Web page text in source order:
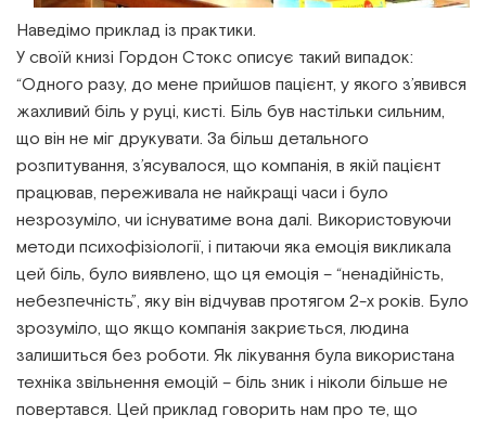
Наведімо приклад із практики.
У своїй книзі Гордон Стокc описує такий випадок:
“Одного разу, до мене прийшов пацієнт, у якого з’явився
жахливий біль у руці, кисті. Біль був настільки сильним,
що він не міг друкувати. За більш детального
розпитування, з’ясувалося, що компанія, в якій пацієнт
працював, переживала не найкращі часи і було
незрозуміло, чи існуватиме вона далі. Використовуючи
методи психофізіології, і питаючи яка емоція викликала
цей біль, було виявлено, що ця емоція – “ненадійність,
небезпечність”, яку він відчував протягом 2-х років. Було
зрозуміло, що якщо компанія закриється, людина
залишиться без роботи. Як лікування була використана
техніка звільнення емоцій – біль зник і ніколи більше не
повертався. Цей приклад говорить нам про те, що